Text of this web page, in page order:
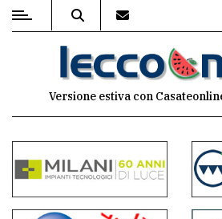
MENU
commenti
Contenuti
Versione estiva con